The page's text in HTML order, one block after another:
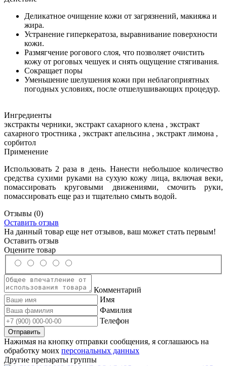
Деликатное очищение кожи от загрязнений, макияжа и
жира.
Устранение гиперкератоза, выравнивание поверхности
кожи.
Размягчение рогового слоя, что позволяет очистить
кожу от роговых чешуек и снять ощущение стягивания.
Сокращает поры
Уменьшение шелушения кожи при неблагоприятных
погодных условиях, после отшелушивающих процедур.
Ингредиенты
экстракты черники, экстракт сахарного клена , экстракт
сахарного тростника , экстракт апельсина , экстракт лимона ,
сорбитол
Применение
Использовать 2 раза в день. Нанести небольшое количество
средства сухими руками на сухую кожу лица, включая веки,
помассировать круговыми движениями, смочить руки,
помассировать еще раз и тщательно смыть водой.
Отзывы (0)
Оставить отзыв
На данный товар еще нет отзывов, ваш может стать первым!
Оставить отзыв
Оцените товар
Комментарий
Имя
Фамилия
Телефон
Нажимая на кнопку отправки сообщения, я соглашаюсь на
обработку моих персональных данных
Другие препараты группы